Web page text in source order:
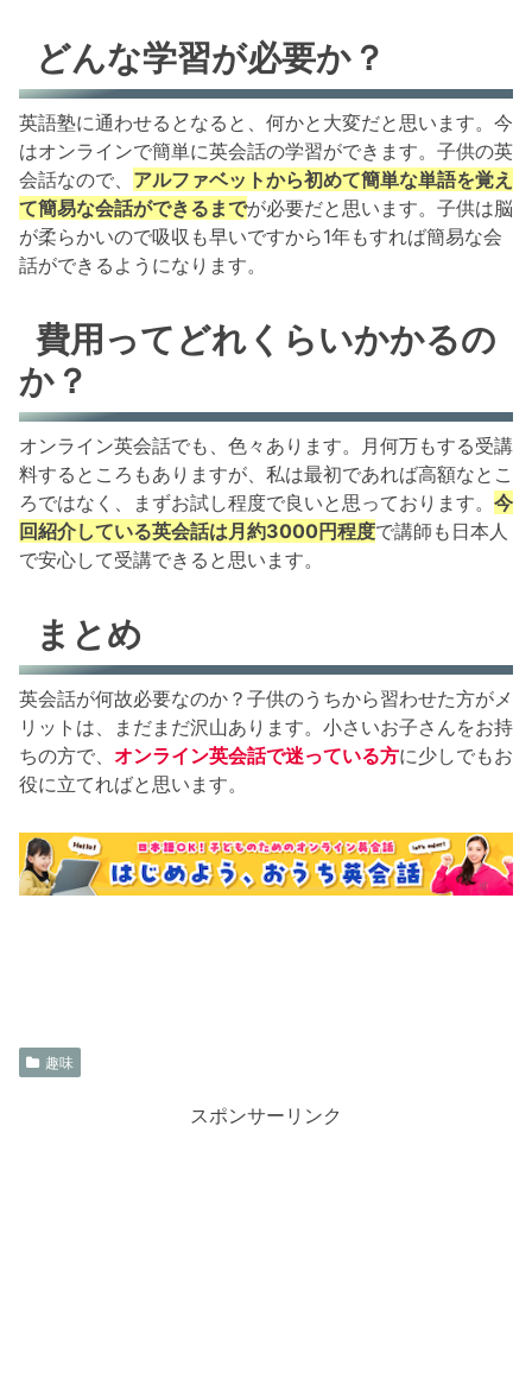
どんな学習が必要か？
英語塾に通わせるとなると、何かと大変だと思います。今
はオンラインで簡単に英会話の学習ができます。子供の英
会話なので、 アルファベットから初めて簡単な単語を覚え
て簡易な会話ができるまでが必要だと思います。子供は脳
が柔らかいので吸収も早いですから1年もすれば簡易な会
話ができるようになります。
費用ってどれくらいかかるの
か？
オンライン英会話でも、色々あります。月何万もする受講
料するところもありますが、私は最初であれば高額なとこ
ろではなく、まずお試し程度で良いと思っております。 今
回紹介している英会話は月約3000円程度で講師も日本人
で安心して受講できると思います。
まとめ
英会話が何故必要なのか？子供のうちから習わせた方がメ
リットは、まだまだ沢山あります。小さいお子さんをお持
ちの方で、 オンライン英会話で迷っている方に少しでもお
役に立てればと思います。
趣味
スポンサーリンク